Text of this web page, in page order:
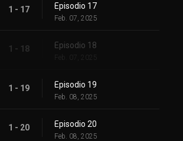
1 - 17 Episodio 17
Feb. 07, 2025
1 - 18 Episodio 18
Feb. 07, 2025
1 - 19 Episodio 19
Feb. 08, 2025
1 - 20 Episodio 20
Feb. 08, 2025